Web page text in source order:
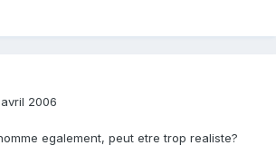
2006
egalement, peut etre trop realiste?